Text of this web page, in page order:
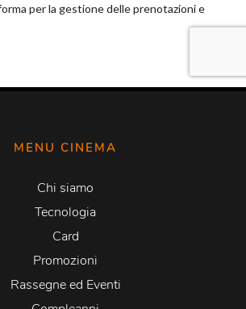
MENU CINEMA
Chi siamo
Tecnologia
Card
Promozioni
Rassegne ed Eventi